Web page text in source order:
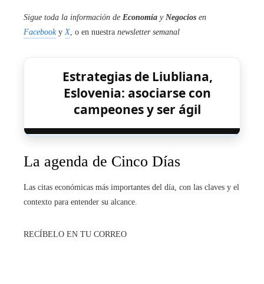
Sigue toda la información de Economía y Negocios en
Facebooky X , o en nuestra newsletter semanal
Estrategias de Liubliana,
Eslovenia: asociarse con
campeones y ser ágil
La agenda de Cinco Días
Las citas económicas más importantes del día, con las claves y el
contexto para entender su alcance.
RECÍBELO EN TU CORREO